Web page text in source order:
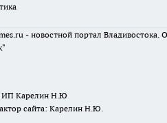
- новостной портал Владивостока.
ИП Карелин Н.Ю
сайта: Карелин Н.Ю.